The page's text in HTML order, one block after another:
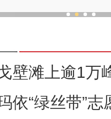
壁滩上逾1万
依“绿丝带”